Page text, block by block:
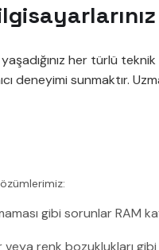
her türlü teknik
deneyimi sunmaktır.
gibi sorunlar
renk bozuklukları